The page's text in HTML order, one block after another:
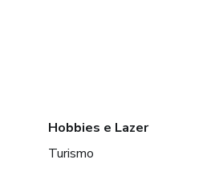
Hobbies e Lazer
Turismo